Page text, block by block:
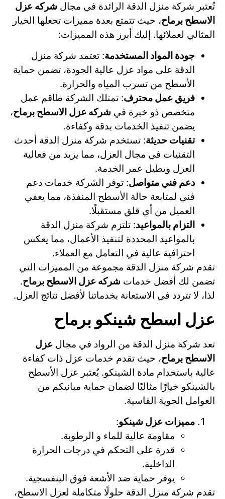
تُعتبر شركة منزل الدقة الرائدة في مجال شركه عزل
الاسطح برماح، حيث تتمتع بعدة مميزات تجعلها الخيار
المثالي لعملائها. إليك أبرز هذه المميزات:
جودة المواد المستخدمة: تعتمد شركة منزل
الدقة على مواد عزل عالية الجودة، تضمن حماية
الأسطح من تسرب المياه والحرارة.
فريق عمل محترف: تمتلك الشركة طاقم عمل
متخصص ذو خبرة في شركه عزل الاسطح برماح،
يضمن تنفيذ الخدمات بدقة وكفاءة.
تقنيات حديثة: تستخدم شركة منزل الدقة أحدث
التقنيات في مجال العزل، مما يزيد من فعالية
العزل ويطيل عمر الخدمة.
دعم فني متواصل: توفر الشركة خدمات دعم
فني لمتابعة حالة الأسطح المنفذة، مما يعفي
العميل من أي قلق مستقبلًا.
التزام بالمواعيد: تلتزم شركة منزل الدقة
بالمواعيد المحددة لتنفيذ الأعمال، مما يعكس
احترافية عالية في التعامل مع العملاء.
تقدم شركة منزل الدقة مجموعة من المميزات التي
تضمن لك أفضل خدمات شركه عزل الاسطح برماح.
لذا، لا تتردد في الاستعانة بخدماتنا لأفضل نتائج العزل.
عزل اسطح شينكو برماح
تعد شركة منزل الدقة من الرواد في مجال عزل
الاسطح برماح، حيث تقدم خدمات عزل ذات كفاءة
عالية باستخدام مادة الشينكو. يُعتبر عزل الأسطح
بالشينكو خيارًا مثاليًا لضمان حماية مبانيكم من
العوامل الجوية القاسية.
مميزات عزل شينكو:
مقاومة عالية للماء و الرطوبة.
قدرة على التحكم في درجات الحرارة
الداخلية.
يوفر حماية ضد الأشعة فوق البنفسجية.
تقدم شركة منزل الدقة حلولًا متكاملة لعزل الاسطح،